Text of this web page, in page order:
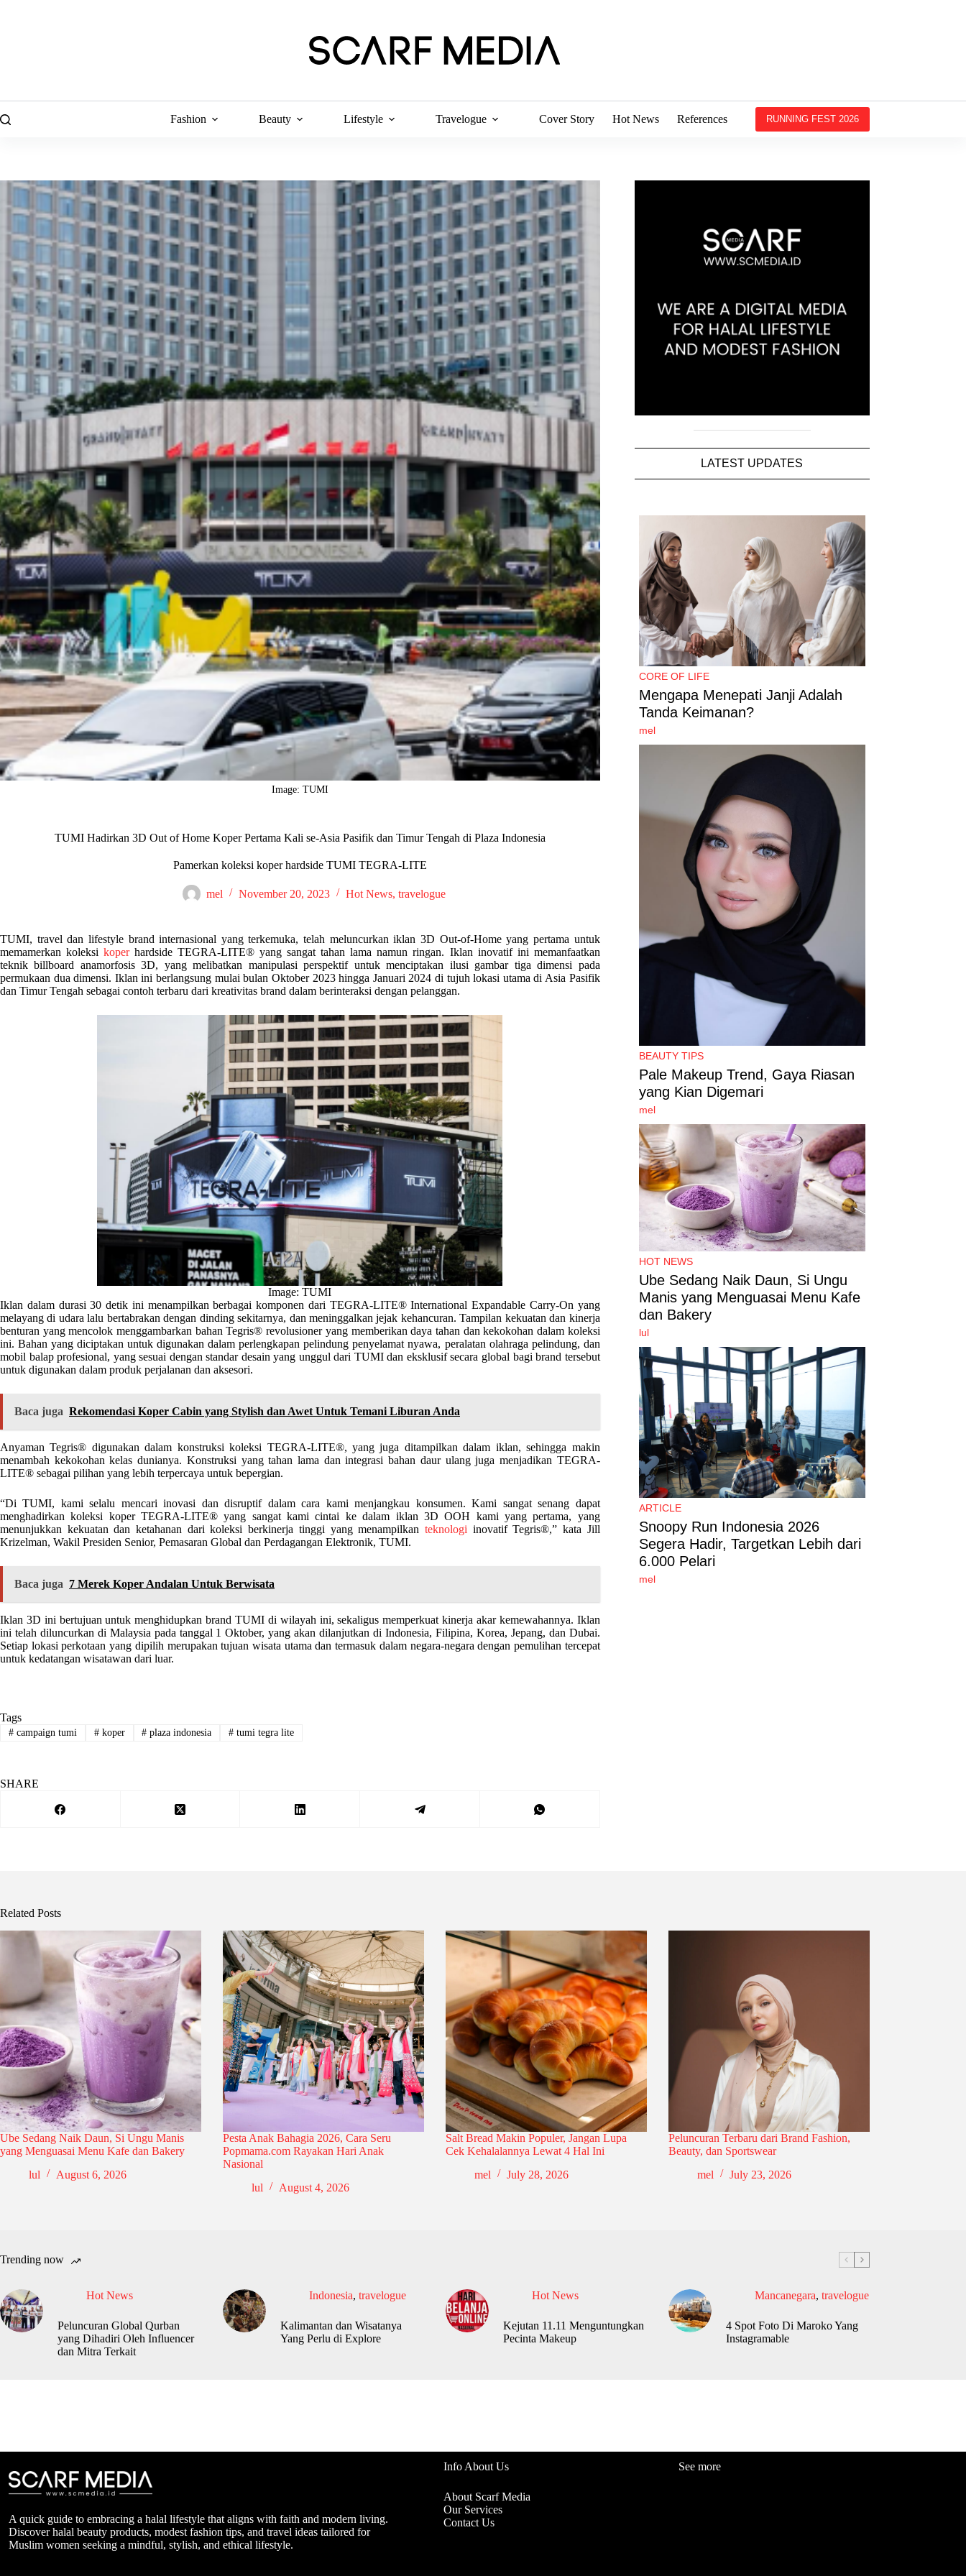
Fashion Beauty Lifestyle Travelogue Cover Story Hot News References RUNNING FEST 2026
Image: TUMI
TUMI Hadirkan 3D Out of Home Koper Pertama Kali se-Asia Pasifik dan Timur Tengah di Plaza Indonesia
Pamerkan koleksi koper hardside TUMI TEGRA-LITE
mel November 20, 2023 Hot News,travelogue
TUMI, travel dan lifestyle brand internasional yang terkemuka, telah meluncurkan iklan 3D Out-of-Home yang pertama untuk
memamerkan koleksi koperhardside TEGRA-LITE® yang sangat tahan lama namun ringan. Iklan inovatif ini memanfaatkan
teknik billboard anamorfosis 3D, yang melibatkan manipulasi perspektif untuk menciptakan ilusi gambar tiga dimensi pada
permukaan dua dimensi. Iklan ini berlangsung mulai bulan Oktober 2023 hingga Januari 2024 di tujuh lokasi utama di Asia Pasifik
dan Timur Tengah sebagai contoh terbaru dari kreativitas brand dalam berinteraksi dengan pelanggan.
Image: TUMI
Iklan dalam durasi 30 detik ini menampilkan berbagai komponen dari TEGRA-LITE® International Expandable Carry-On yang
melayang di udara lalu bertabrakan dengan dinding sekitarnya, dan meninggalkan jejak kehancuran. Tampilan kekuatan dan kinerja
benturan yang mencolok menggambarkan bahan Tegris® revolusioner yang memberikan daya tahan dan kekokohan dalam koleksi
ini. Bahan yang diciptakan untuk digunakan dalam perlengkapan pelindung penyelamat nyawa, peralatan olahraga pelindung, dan
mobil balap profesional, yang sesuai dengan standar desain yang unggul dari TUMI dan eksklusif secara global bagi brand tersebut
untuk digunakan dalam produk perjalanan dan aksesori.
Baca juga Rekomendasi Koper Cabin yang Stylish dan Awet Untuk Temani Liburan Anda
Anyaman Tegris® digunakan dalam konstruksi koleksi TEGRA-LITE®, yang juga ditampilkan dalam iklan, sehingga makin
menambah kekokohan kelas dunianya. Konstruksi yang tahan lama dan integrasi bahan daur ulang juga menjadikan TEGRA-
LITE® sebagai pilihan yang lebih terpercaya untuk bepergian.
“Di TUMI, kami selalu mencari inovasi dan disruptif dalam cara kami menjangkau konsumen. Kami sangat senang dapat
menghadirkan koleksi koper TEGRA-LITE® yang sangat kami cintai ke dalam iklan 3D OOH kami yang pertama, yang
menunjukkan kekuatan dan ketahanan dari koleksi berkinerja tinggi yang menampilkan teknologi inovatif Tegris®,” kata Jill
Krizelman, Wakil Presiden Senior, Pemasaran Global dan Perdagangan Elektronik, TUMI.
Baca juga 7 Merek Koper Andalan Untuk Berwisata
Iklan 3D ini bertujuan untuk menghidupkan brand TUMI di wilayah ini, sekaligus memperkuat kinerja akar kemewahannya. Iklan
ini telah diluncurkan di Malaysia pada tanggal 1 Oktober, yang akan dilanjutkan di Indonesia, Filipina, Korea, Jepang, dan Dubai.
Setiap lokasi perkotaan yang dipilih merupakan tujuan wisata utama dan termasuk dalam negara-negara dengan pemulihan tercepat
untuk kedatangan wisatawan dari luar.
Tags
#campaign tumi #koper # plaza indonesia # tumi tegra lite
SHARE
LATEST UPDATES
CORE OF LIFE
Mengapa Menepati Janji Adalah
Tanda Keimanan?
mel
BEAUTY TIPS
Pale Makeup Trend, Gaya Riasan
yang Kian Digemari
mel
HOT NEWS
Ube Sedang Naik Daun, Si Ungu
Manis yang Menguasai Menu Kafe
dan Bakery
lul
ARTICLE
Snoopy Run Indonesia 2026
Segera Hadir, Targetkan Lebih dari
6.000 Pelari
mel
Related Posts
Ube Sedang Naik Daun, Si Ungu Manis
yang Menguasai Menu Kafe dan Bakery
lul
August 6, 2026
Pesta Anak Bahagia 2026, Cara Seru
Popmama.com Rayakan Hari Anak
Nasional
lul
August 4, 2026
Salt Bread Makin Populer, Jangan Lupa
Cek Kehalalannya Lewat 4 Hal Ini
mel
July 28, 2026
Peluncuran Terbaru dari Brand Fashion,
Beauty, dan Sportswear
mel
July 23, 2026
Trending now
Hot News
Peluncuran Global Qurban
yang Dihadiri Oleh Influencer
dan Mitra Terkait
Indonesia, travelogue
Kalimantan dan Wisatanya
Yang Perlu di Explore
Hot News
Kejutan 11.11 Menguntungkan
Pecinta Makeup
Mancanegara, travelogue
4 Spot Foto Di Maroko Yang
Instagramable
A quick guide to embracing a halal lifestyle that aligns with faith and modern living.
Discover halal beauty products, modest fashion tips, and travel ideas tailored for
Muslim women seeking a mindful, stylish, and ethical lifestyle.
Info About Us
About Scarf Media
Our Services
Contact Us
See more